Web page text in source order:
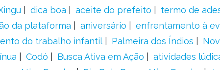
dica boa aceite do prefeito termo de
da plataforma
aniversário enfrentamento à
do trabalho infantil
Palmeira dos Índios
Codó Busca Ativa em Ação atividades